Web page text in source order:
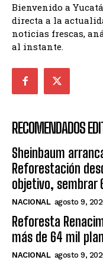
Bienvenido a
directa a la
noticias frescas,
al instante.
RECOMENDADOS
Sheinbaum
Reforestación
objetivo, sembrar
NACIONAL agosto 9,
Reforesta
más de 64 mil
NACIONAL agosto 9,